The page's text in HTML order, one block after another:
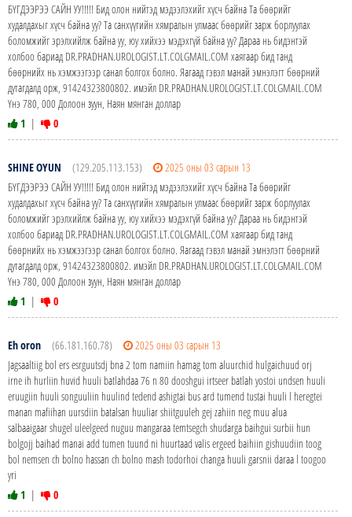
БҮГДЭЭРЭЭ САЙН УУ!!!!! Бид олон нийтэд мэдээлэхийг хүсч байна Та бөөрийг
худалдахыг хүсч байна уу? Та санхүүгийн хямралын улмаас бөөрийг зарж борлуулах
боломжийг эрэлхийлж байна уу, юу хийхээ мэдэхгүй байна уу? Дараа нь бидэнтэй
холбоо бариад DR.PRADHAN.UROLOGIST.LT.COLGMAIL.COM хаягаар бид танд
бөөрнийх нь хэмжээгээр санал болгох болно. Яагаад гэвэл манай эмнэлэгт бөөрний
дутагдалд орж, 91424323800802. имэйл DR.PRADHAN.UROLOGIST.LT.COLGMAIL.COM
Yнэ 780, 000 Долоон зуун, Наян мянган доллар
1 | 0
SHINE OYUN (129.205.113.153)
2025 оны 03 сарын 13
БҮГДЭЭРЭЭ САЙН УУ!!!!! Бид олон нийтэд мэдээлэхийг хүсч байна Та бөөрийг
худалдахыг хүсч байна уу? Та санхүүгийн хямралын улмаас бөөрийг зарж борлуулах
боломжийг эрэлхийлж байна уу, юу хийхээ мэдэхгүй байна уу? Дараа нь бидэнтэй
холбоо бариад DR.PRADHAN.UROLOGIST.LT.COLGMAIL.COM хаягаар бид танд
бөөрнийх нь хэмжээгээр санал болгох болно. Яагаад гэвэл манай эмнэлэгт бөөрний
дутагдалд орж, 91424323800802. имэйл DR.PRADHAN.UROLOGIST.LT.COLGMAIL.COM
Yнэ 780, 000 Долоон зуун, Наян мянган доллар
1 | 0
Eh oron (66.181.160.78)
2025 оны 03 сарын 13
Jagsaaltiig bol ers esrguutsdj bna 2 tom namiin hamag tom aluurchid hulgaichuud orj
irne ih hurliin huvid huuli batlahdaa 76 n 80 dooshgui irtseer batlah yostoi undsen huuli
eruugiin huuli songuuliin huulind tedend ashigtai bus ard tumend tustai huuli l heregtei
manan mafiihan uursdiin batalsan huuliar shiitguuleh gej zahiin neg muu alua
salbaaigaar shugel uleelgeed nuguu mangaraa temtsegch shudarga baihgui surbii hun
bolgojj baihad manai add tumen tuund ni huurtaad valis ergeed baihiin gishuudiin toog
bol nemsen ch bolno hassan ch bolno mash todorhoi changa huuli garsnii daraa l toogoo
yri
1 | 0